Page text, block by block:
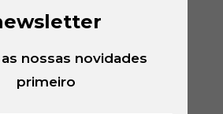
nossas novidades
primeiro